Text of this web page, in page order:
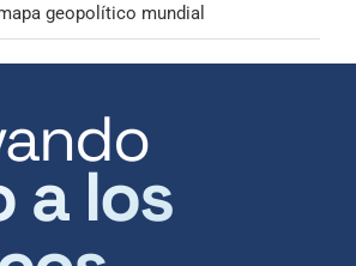
geopolítico mundial
a los